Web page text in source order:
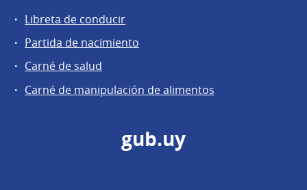
Libreta de conducir
Partida de nacimiento
Carné de salud
Carné de manipulación de alimentos
gub.uy